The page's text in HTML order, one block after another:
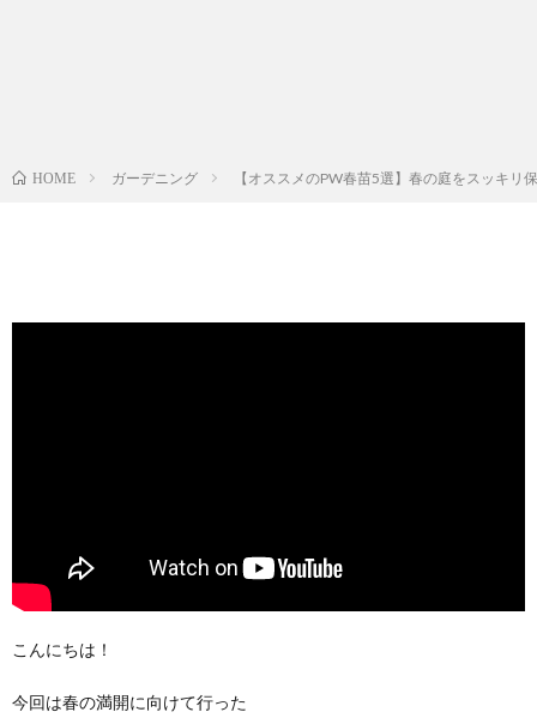
HOME ガーデニング 【オススメのPW春苗5選】春の庭をスッキ
こんにちは！
今回は春の満開に向けて行った